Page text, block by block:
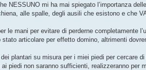
mi ha mai spiegato l’importanza
alle spalle, degli ausili che esistono e che
mani per evitare di perderne completamente
articolare per effetto domino, altrimenti
plantari su misura per i miei piedi per cercare
piedi non saranno sufficienti, realizzeranno per